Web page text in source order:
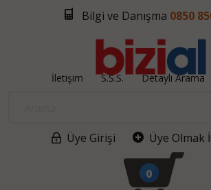
Bilgi ve Danışma 0850
İletişim S.S.S. Detaylı Arama
Üye Girişi Üye Olmak
0